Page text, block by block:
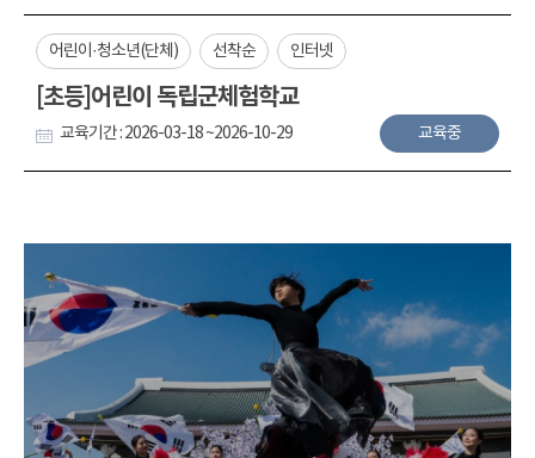
어린이·청소년(단체) 선착순 인터넷
[초등]어린이 독립군체험학교
교육기간 : 2026-03-18 ~2026-10-29 교육중